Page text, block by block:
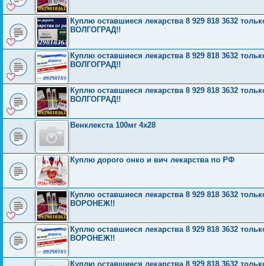
Куплю оставшиеся лекарства 8 929 818 3632
ВОЛГОГРАД!!
Куплю оставшиеся лекарства 8 929 818 3632
ВОЛГОГРАД!!
Куплю оставшиеся лекарства 8 929 818 3632
ВОЛГОГРАД!!
Венклекста 100мг 4x28
Куплю дорого онко и вич лекарства по РФ
Куплю оставшиеся лекарства 8 929 818 3632
ВОРОНЕЖ!!
Куплю оставшиеся лекарства 8 929 818 3632
ВОРОНЕЖ!!
Куплю оставшиеся лекарства 8 929 818 3632